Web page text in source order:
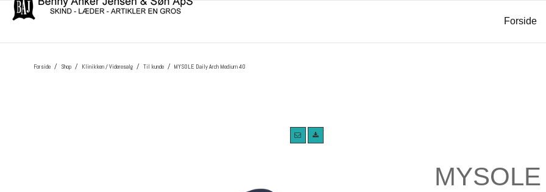
Forside
Forside / Shop / Klinikken / Videresalg / Til kunde / MYSOLE Daily Arch Medium 40